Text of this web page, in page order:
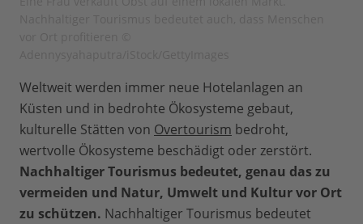
Weltweit werden immer neue Hotelanlagen an
Küsten und in bedrohte Ökosysteme gebaut,
kulturelle Stätten von Overtourism bedroht,
wertvolle Ökosysteme beschädigt oder zerstört.
Nachhaltiger Tourismus bedeutet, genau das zu
vermeiden und Natur, Umwelt und Kultur vor Ort
zu schützen. Nachhaltiger Tourismus bedeutet